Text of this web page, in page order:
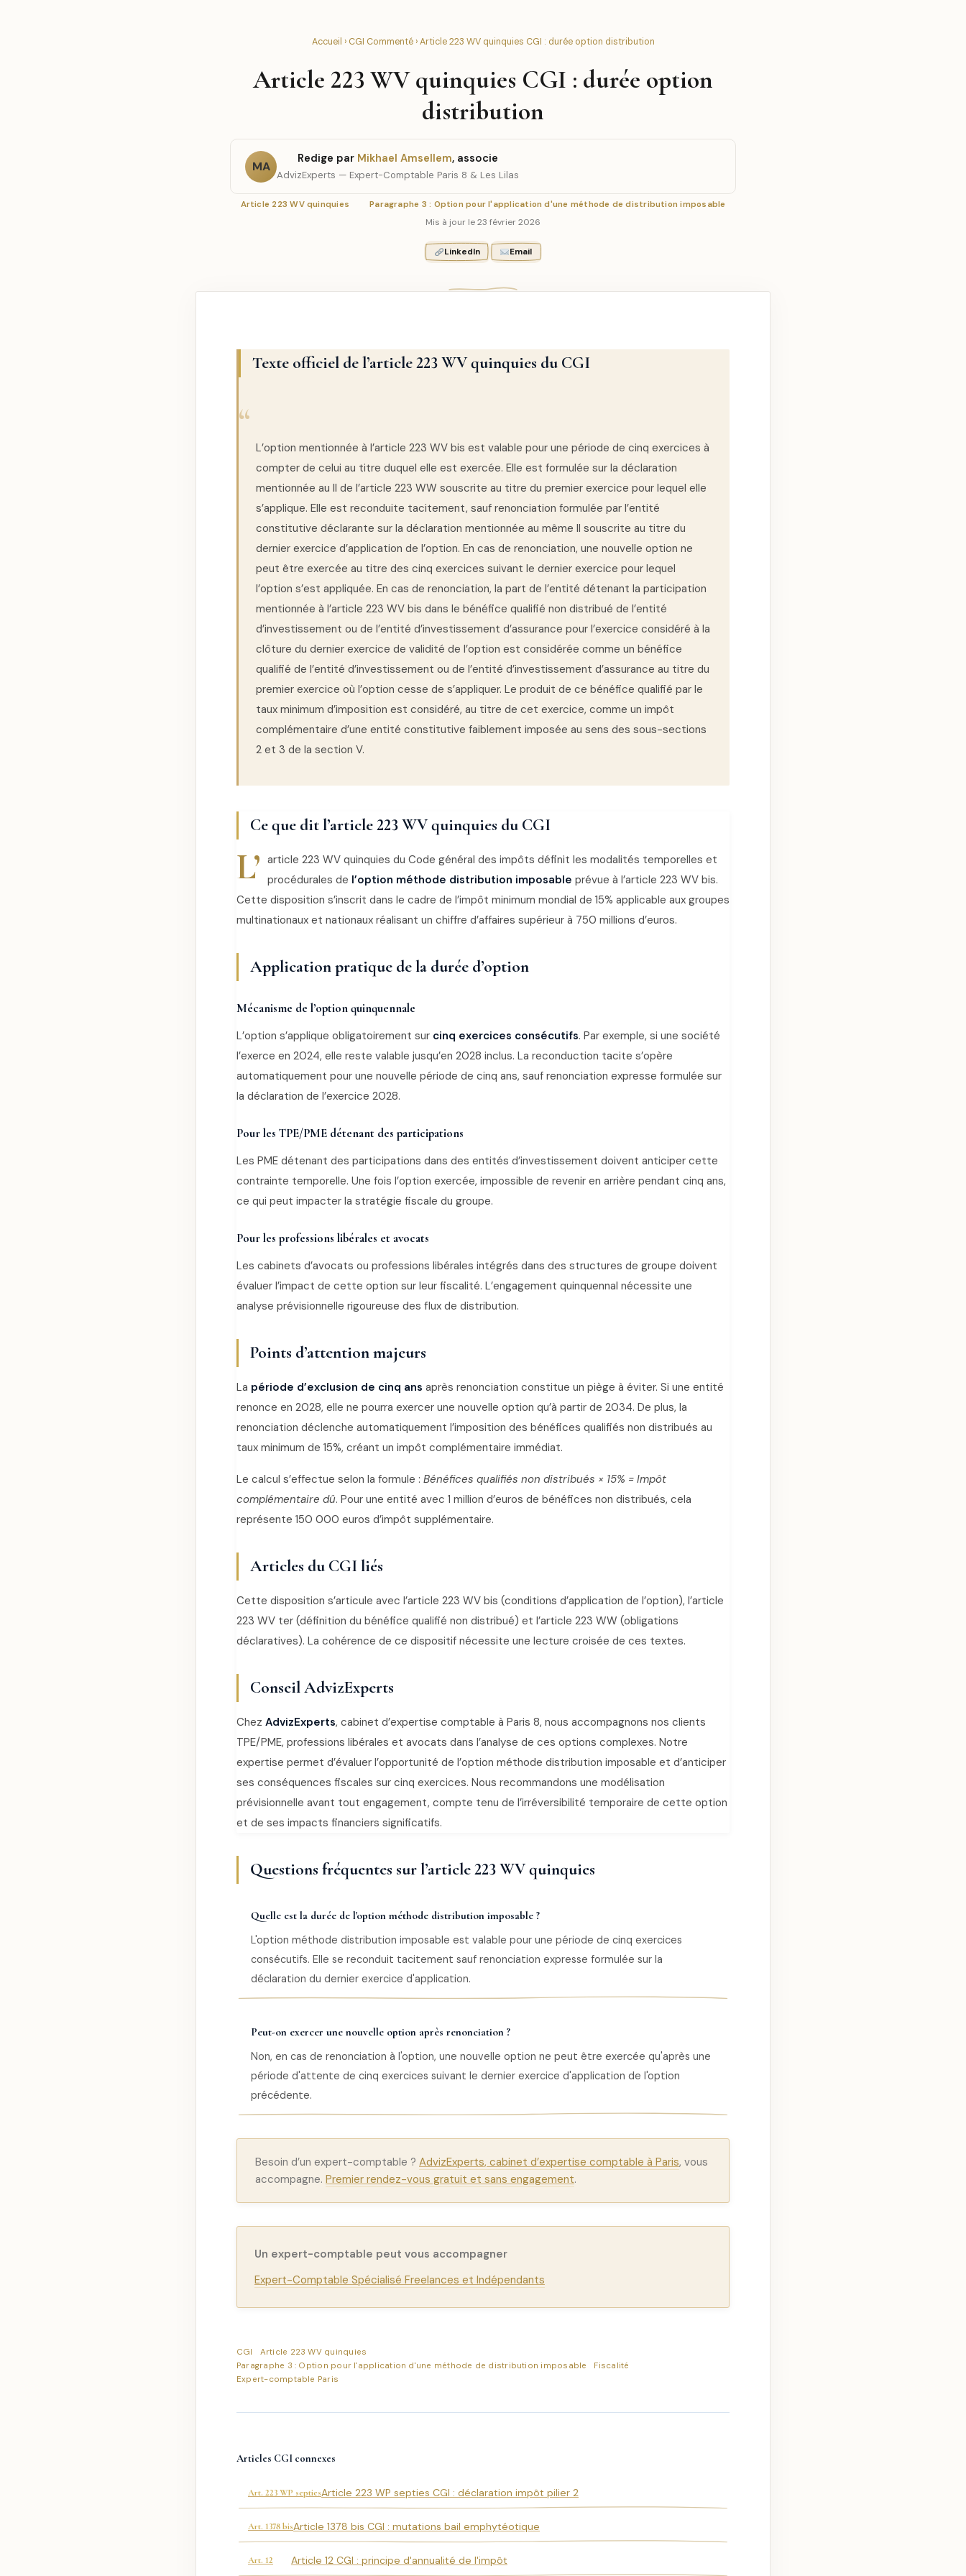
Accueil › CGI Commenté› Article 223 WV quinquies CGI : durée option distribution
Article 223 WV quinquies CGI : durée option
distribution
MA
Redige par Mikhael Amsellem, associe
AdvizExperts — Expert-Comptable Paris 8 & Les Lilas
Article 223 WV quinquies Paragraphe 3 : Option pour l'application d'une méthode de distribution imposable
Mis à jour le 23 février 2026
LinkedIn Email
Texte officiel de l’article 223 WV quinquies du CGI
L’option mentionnée à l’article 223 WV bis est valable pour une période de cinq exercices à
compter de celui au titre duquel elle est exercée. Elle est formulée sur la déclaration
mentionnée au II de l’article 223 WW souscrite au titre du premier exercice pour lequel elle
s’applique. Elle est reconduite tacitement, sauf renonciation formulée par l’entité
constitutive déclarante sur la déclaration mentionnée au même II souscrite au titre du
dernier exercice d’application de l’option. En cas de renonciation, une nouvelle option ne
peut être exercée au titre des cinq exercices suivant le dernier exercice pour lequel
l’option s’est appliquée. En cas de renonciation, la part de l’entité détenant la participation
mentionnée à l’article 223 WV bis dans le bénéfice qualifié non distribué de l’entité
d’investissement ou de l’entité d’investissement d’assurance pour l’exercice considéré à la
clôture du dernier exercice de validité de l’option est considérée comme un bénéfice
qualifié de l’entité d’investissement ou de l’entité d’investissement d’assurance au titre du
premier exercice où l’option cesse de s’appliquer. Le produit de ce bénéfice qualifié par le
taux minimum d’imposition est considéré, au titre de cet exercice, comme un impôt
complémentaire d’une entité constitutive faiblement imposée au sens des sous-sections
2 et 3 de la section V.
Ce que dit l’article 223 WV quinquies du CGI
L’ article 223 WV quinquies du Code général des impôts définit les modalités temporelles et
procédurales de l’option méthode distribution imposable prévue à l’article 223 WV bis.
Cette disposition s’inscrit dans le cadre de l’impôt minimum mondial de 15% applicable aux groupes
multinationaux et nationaux réalisant un chiffre d’affaires supérieur à 750 millions d’euros.
Application pratique de la durée d’option
Mécanisme de l’option quinquennale
L’option s’applique obligatoirement sur cinq exercices consécutifs. Par exemple, si une société
l’exerce en 2024, elle reste valable jusqu’en 2028 inclus. La reconduction tacite s’opère
automatiquement pour une nouvelle période de cinq ans, sauf renonciation expresse formulée sur
la déclaration de l’exercice 2028.
Pour les TPE/PME détenant des participations
Les PME détenant des participations dans des entités d’investissement doivent anticiper cette
contrainte temporelle. Une fois l’option exercée, impossible de revenir en arrière pendant cinq ans,
ce qui peut impacter la stratégie fiscale du groupe.
Pour les professions libérales et avocats
Les cabinets d’avocats ou professions libérales intégrés dans des structures de groupe doivent
évaluer l’impact de cette option sur leur fiscalité. L’engagement quinquennal nécessite une
analyse prévisionnelle rigoureuse des flux de distribution.
Points d’attention majeurs
La période d’exclusion de cinq ans après renonciation constitue un piège à éviter. Si une entité
renonce en 2028, elle ne pourra exercer une nouvelle option qu’à partir de 2034. De plus, la
renonciation déclenche automatiquement l’imposition des bénéfices qualifiés non distribués au
taux minimum de 15%, créant un impôt complémentaire immédiat.
Le calcul s’effectue selon la formule : Bénéfices qualifiés non distribués × 15% = Impôt
complémentaire dû. Pour une entité avec 1 million d’euros de bénéfices non distribués, cela
représente 150 000 euros d’impôt supplémentaire.
Articles du CGI liés
Cette disposition s’articule avec l’article 223 WV bis (conditions d’application de l’option), l’article
223 WV ter (définition du bénéfice qualifié non distribué) et l’article 223 WW (obligations
déclaratives). La cohérence de ce dispositif nécessite une lecture croisée de ces textes.
Conseil AdvizExperts
Chez AdvizExperts, cabinet d’expertise comptable à Paris 8, nous accompagnons nos clients
TPE/PME, professions libérales et avocats dans l’analyse de ces options complexes. Notre
expertise permet d’évaluer l’opportunité de l’option méthode distribution imposable et d’anticiper
ses conséquences fiscales sur cinq exercices. Nous recommandons une modélisation
prévisionnelle avant tout engagement, compte tenu de l’irréversibilité temporaire de cette option
et de ses impacts financiers significatifs.
Questions fréquentes sur l’article 223 WV quinquies
Quelle est la durée de l'option méthode distribution imposable ?
L'option méthode distribution imposable est valable pour une période de cinq exercices
consécutifs. Elle se reconduit tacitement sauf renonciation expresse formulée sur la
déclaration du dernier exercice d'application.
Peut-on exercer une nouvelle option après renonciation ?
Non, en cas de renonciation à l'option, une nouvelle option ne peut être exercée qu'après une
période d'attente de cinq exercices suivant le dernier exercice d'application de l'option
précédente.
Besoin d’un expert-comptable ? AdvizExperts, cabinet d’expertise comptable à Paris, vous
accompagne. Premier rendez-vous gratuit et sans engagement.
Un expert-comptable peut vous accompagner
Expert-Comptable Spécialisé Freelances et Indépendants
CGI
Article 223 WV quinquies
Paragraphe 3 : Option pour l'application d'une méthode de distribution imposable
Fiscalité
Expert-comptable Paris
Articles CGI connexes
Art. 223 WP septiesArticle 223 WP septies CGI : déclaration impôt pilier 2
Art. 1378 bisArticle 1378 bis CGI : mutations bail emphytéotique
Art. 12 Article 12 CGI : principe d'annualité de l'impôt